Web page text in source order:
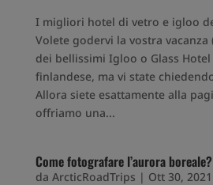
I migliori hotel di vetro e igloo
Volete godervi la vostra
dei bellissimi Igloo o Glass
finlandese, ma vi state
Allora siete esattamente alla
offriamo una...
Come fotografare l’aurora boreale?
da ArcticRoadTrips | Ott 30, 2021